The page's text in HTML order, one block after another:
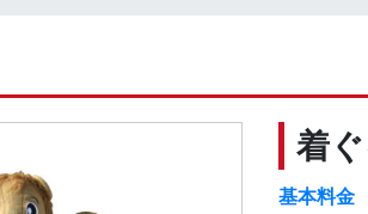
着
基本料金